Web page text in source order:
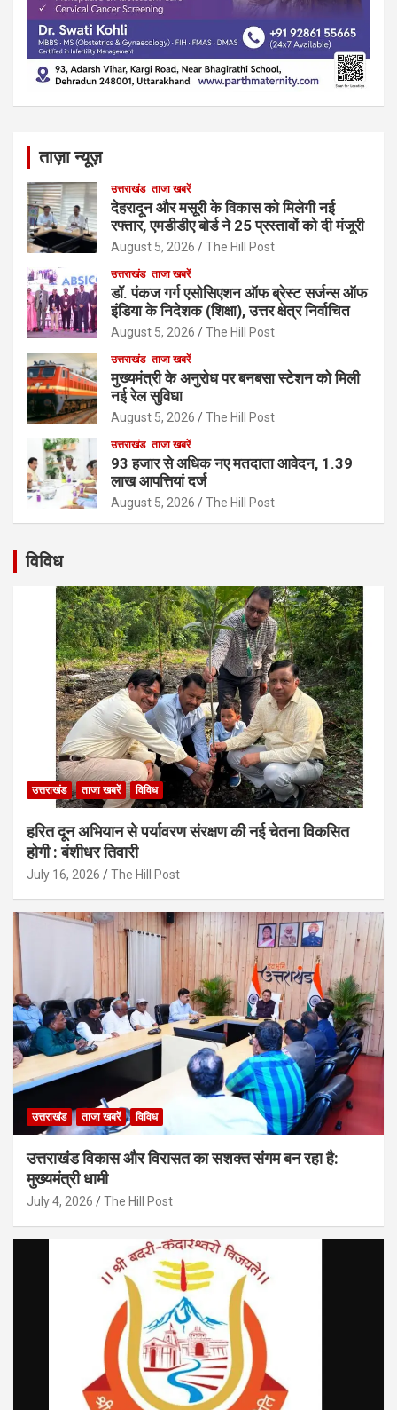
ताज़ा न्यूज़
उत्तराखंड ताजा खबरें
देहरादून और मसूरी के विकास को मिलेगी नई
रफ्तार, एमडीडीए बोर्ड ने 25 प्रस्तावों को दी मंजूरी
August 5, 2026 The Hill Post
उत्तराखंड ताजा खबरें
डॉ. पंकज गर्ग एसोसिएशन ऑफ ब्रेस्ट सर्जन्स ऑफ
इंडिया के निदेशक (शिक्षा), उत्तर क्षेत्र निर्वाचित
August 5, 2026 The Hill Post
उत्तराखंड ताजा खबरें
मुख्यमंत्री के अनुरोध पर बनबसा स्टेशन को मिली
नई रेल सुविधा
August 5, 2026 The Hill Post
उत्तराखंड ताजा खबरें
93 हजार से अधिक नए मतदाता आवेदन, 1.39
लाख आपत्तियां दर्ज
August 5, 2026 The Hill Post
विविध
उत्तराखंड ताजा खबरें विविध
हरित दून अभियान से पर्यावरण संरक्षण की नई चेतना विकसित
होगी : बंशीधर तिवारी
July 16, 2026 The Hill Post
उत्तराखंड ताजा खबरें विविध
उत्तराखंड विकास और विरासत का सशक्त संगम बन रहा है:
मुख्यमंत्री धामी
July 4, 2026 The Hill Post